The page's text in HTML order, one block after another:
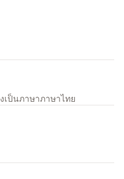
ป็นภาษาภาษาไทย